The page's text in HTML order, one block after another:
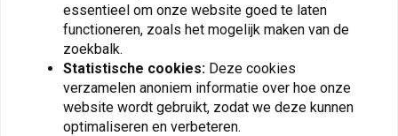
Op de hoogte blijven + 5% korting?
essentieel om onze website goed te laten
functioneren, zoals het mogelijk maken van de
zoekbalk.
Statistische cookies: Deze cookies
verzamelen anoniem informatie over hoe onze
website wordt gebruikt, zodat we deze kunnen
optimaliseren en verbeteren.